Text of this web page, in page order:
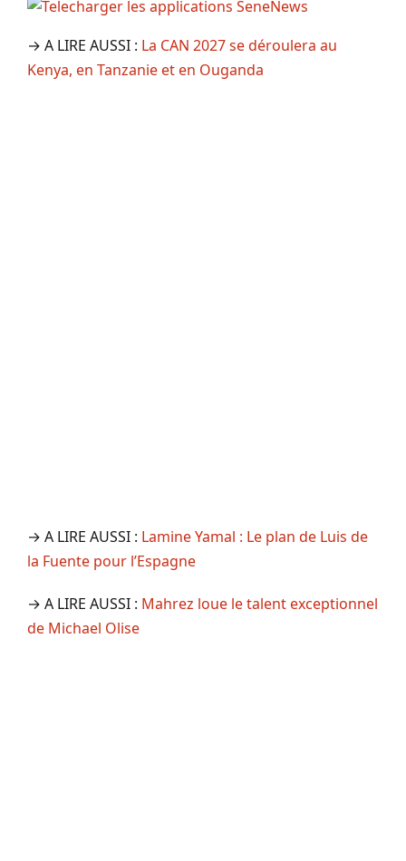
→ A LIRE AUSSI : La CAN 2027 se déroulera au
Kenya, en Tanzanie et en Ouganda
→ A LIRE AUSSI : Lamine Yamal : Le plan de Luis de
la Fuente pour l’Espagne
→ A LIRE AUSSI : Mahrez loue le talent exceptionnel
de Michael Olise